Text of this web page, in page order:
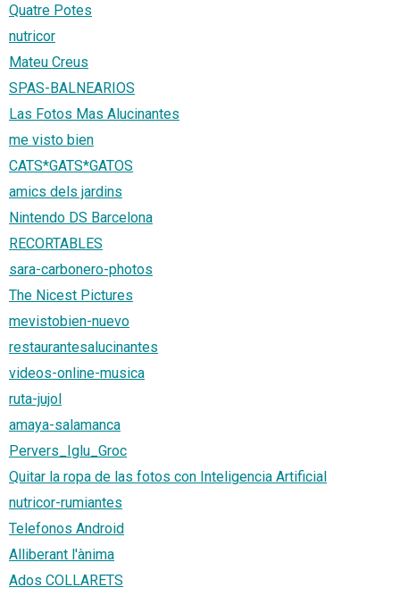
Quatre Potes
nutricor
Mateu Creus
SPAS-BALNEARIOS
Las Fotos Mas Alucinantes
me visto bien
CATS*GATS*GATOS
amics dels jardins
Nintendo DS Barcelona
RECORTABLES
sara-carbonero-photos
The Nicest Pictures
mevistobien-nuevo
restaurantesalucinantes
videos-online-musica
ruta-jujol
amaya-salamanca
Pervers_Iglu_Groc
Quitar la ropa de las fotos con Inteligencia Artificial
nutricor-rumiantes
Telefonos Android
Alliberant l'ànima
Ados COLLARETS